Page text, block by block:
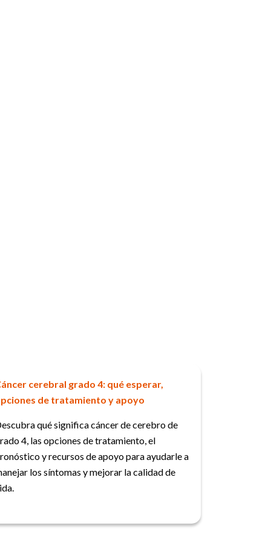
cerebral grado 4: qué esperar,
de tratamiento y apoyo
qué significa cáncer de cerebro de
4, las opciones de tratamiento, el
y recursos de apoyo para ayudarle a
los síntomas y mejorar la calidad de